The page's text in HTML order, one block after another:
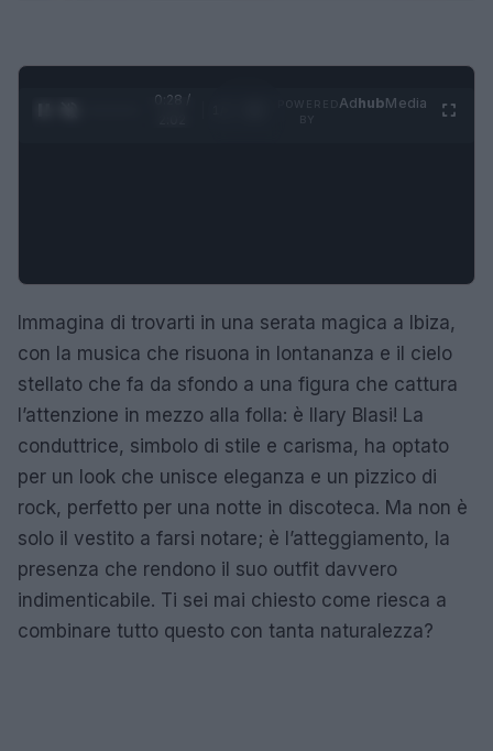
0:29 /
AdhubMedia
Immagina di trovarti in una serata magica a Ibiza,
con la musica che risuona in lontananza e il cielo
stellato che fa da sfondo a una figura che cattura
l’attenzione in mezzo alla folla: è Ilary Blasi! La
conduttrice, simbolo di stile e carisma, ha optato
per un look che unisce eleganza e un pizzico di
rock, perfetto per una notte in discoteca. Ma non è
solo il vestito a farsi notare; è l’atteggiamento, la
presenza che rendono il suo outfit davvero
indimenticabile. Ti sei mai chiesto come riesca a
combinare tutto questo con tanta naturalezza?